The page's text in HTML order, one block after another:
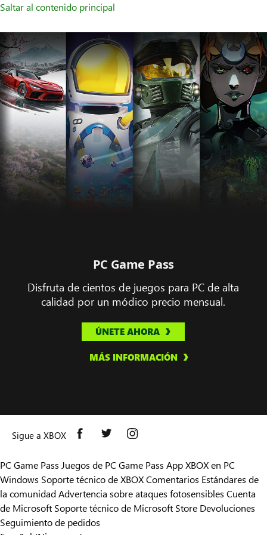
Saltar al contenido principal
PC Game Pass
Disfruta de cientos de juegos para PC de alta
calidad por un módico precio mensual.
ÚNETE AHORA
MÁS INFORMACIÓN
Sigue a XBOX
PC Game Pass Juegos de PC Game Pass App XBOX en PC
Windows Soporte técnico de XBOXComentarios Estándares de
la comunidadAdvertencia sobre ataques fotosensibles Cuenta
de Microsoft Soporte técnico de Microsoft Store Devoluciones
Seguimiento de pedidos